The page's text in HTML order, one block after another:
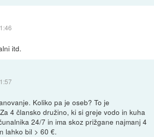
itd.
Koliko pa je oseb? To je
4 člansko družino, ki si greje vodo in kuha
24/7 in ima skoz prižgane najmanj 4
lahko bil > 60 €.